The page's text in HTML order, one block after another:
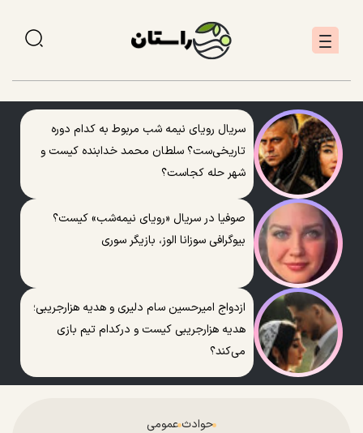
سریال رویای نیمه شب مربوط به کدام دوره
تاریخی‌ست؟ سلطان محمد خدابنده کیست و
شهر حله کجاست؟
صوفیا در سریال «رویای نیمه‌شب» کیست؟
بیوگرافی سوزانا الوز، بازیگر سوری
ازدواج امیرحسین سام دلیری و هدیه هزارجریبی؛
هدیه هزارجریبی کیست و درکدام تیم بازی
می‌کند؟
حوادث عمومی